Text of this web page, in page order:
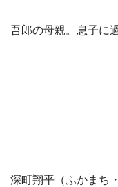
吾郎の母親。息子に
深町翔平（ふかまち